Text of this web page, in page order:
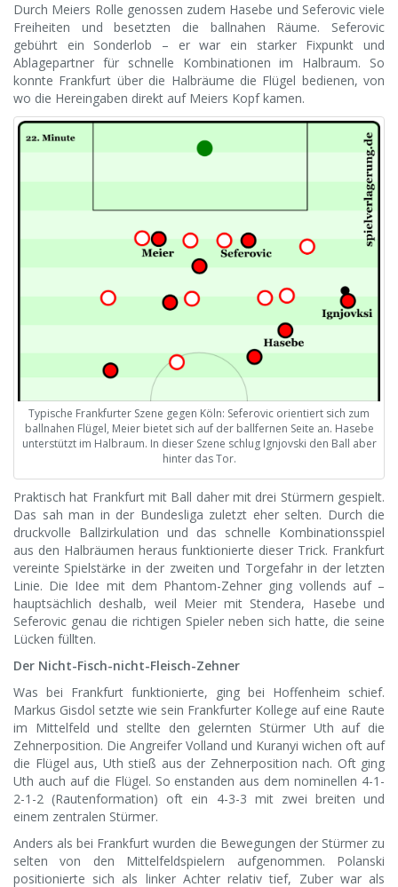
Durch Meiers Rolle genossen zudem Hasebe und Seferovic viele
Freiheiten und besetzten die ballnahen Räume. Seferovic
gebührt ein Sonderlob – er war ein starker Fixpunkt und
Ablagepartner für schnelle Kombinationen im Halbraum. So
konnte Frankfurt über die Halbräume die Flügel bedienen, von
wo die Hereingaben direkt auf Meiers Kopf kamen.
Typische Frankfurter Szene gegen Köln: Seferovic orientiert sich zum
ballnahen Flügel, Meier bietet sich auf der ballfernen Seite an. Hasebe
unterstützt im Halbraum. In dieser Szene schlug Ignjovski den Ball aber
hinter das Tor.
Praktisch hat Frankfurt mit Ball daher mit drei Stürmern gespielt.
Das sah man in der Bundesliga zuletzt eher selten. Durch die
druckvolle Ballzirkulation und das schnelle Kombinationsspiel
aus den Halbräumen heraus funktionierte dieser Trick. Frankfurt
vereinte Spielstärke in der zweiten und Torgefahr in der letzten
Linie. Die Idee mit dem Phantom-Zehner ging vollends auf –
hauptsächlich deshalb, weil Meier mit Stendera, Hasebe und
Seferovic genau die richtigen Spieler neben sich hatte, die seine
Lücken füllten.
Der Nicht-Fisch-nicht-Fleisch-Zehner
Was bei Frankfurt funktionierte, ging bei Hoffenheim schief.
Markus Gisdol setzte wie sein Frankfurter Kollege auf eine Raute
im Mittelfeld und stellte den gelernten Stürmer Uth auf die
Zehnerposition. Die Angreifer Volland und Kuranyi wichen oft auf
die Flügel aus, Uth stieß aus der Zehnerposition nach. Oft ging
Uth auch auf die Flügel. So enstanden aus dem nominellen 4-1-
2-1-2 (Rautenformation) oft ein 4-3-3 mit zwei breiten und
einem zentralen Stürmer.
Anders als bei Frankfurt wurden die Bewegungen der Stürmer zu
selten von den Mittelfeldspielern aufgenommen. Polanski
positionierte sich als linker Achter relativ tief, Zuber war als